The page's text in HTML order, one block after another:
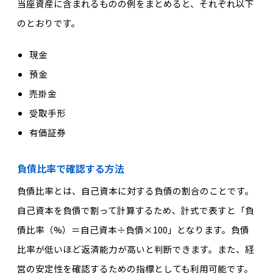
当座資産に含まれるものの例をまとめると、それぞれ以下
のとおりです。
現金
預金
売掛金
受取手形
有価証券
負債比率で確認する方法
負債比率とは、自己資本に対する負債の割合のことです。
自己資本を負債で割って計算するため、計式で表すと「負
債比率（%）＝自己資本÷負債×100」となります。負債
比率が低いほど返済能力が高いと判断できます。また、経
営の安定性を確認するための指標としても利用可能です。